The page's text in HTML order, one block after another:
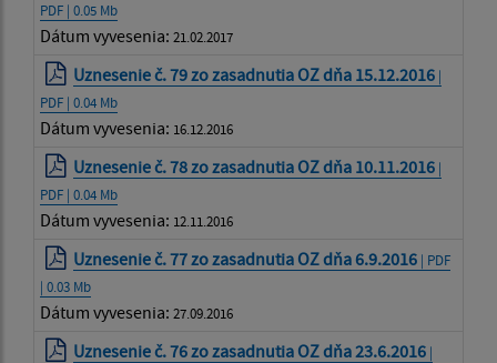
PDF | 0.05 Mb
Dátum vyvesenia: 21.02.2017
Uznesenie č. 79 zo zasadnutia OZ dňa 15.12.2016 |
PDF | 0.04 Mb
Dátum vyvesenia: 16.12.2016
Uznesenie č. 78 zo zasadnutia OZ dňa 10.11.2016 |
PDF | 0.04 Mb
Dátum vyvesenia: 12.11.2016
Uznesenie č. 77 zo zasadnutia OZ dňa 6.9.2016 | PDF
| 0.03 Mb
Dátum vyvesenia: 27.09.2016
Uznesenie č. 76 zo zasadnutia OZ dňa 23.6.2016 |